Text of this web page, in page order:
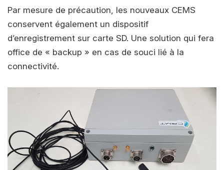
Par mesure de précaution, les nouveaux CEMS
conservent également un dispositif
d’enregistrement sur carte SD. Une solution qui fera
office de « backup » en cas de souci lié à la
connectivité.